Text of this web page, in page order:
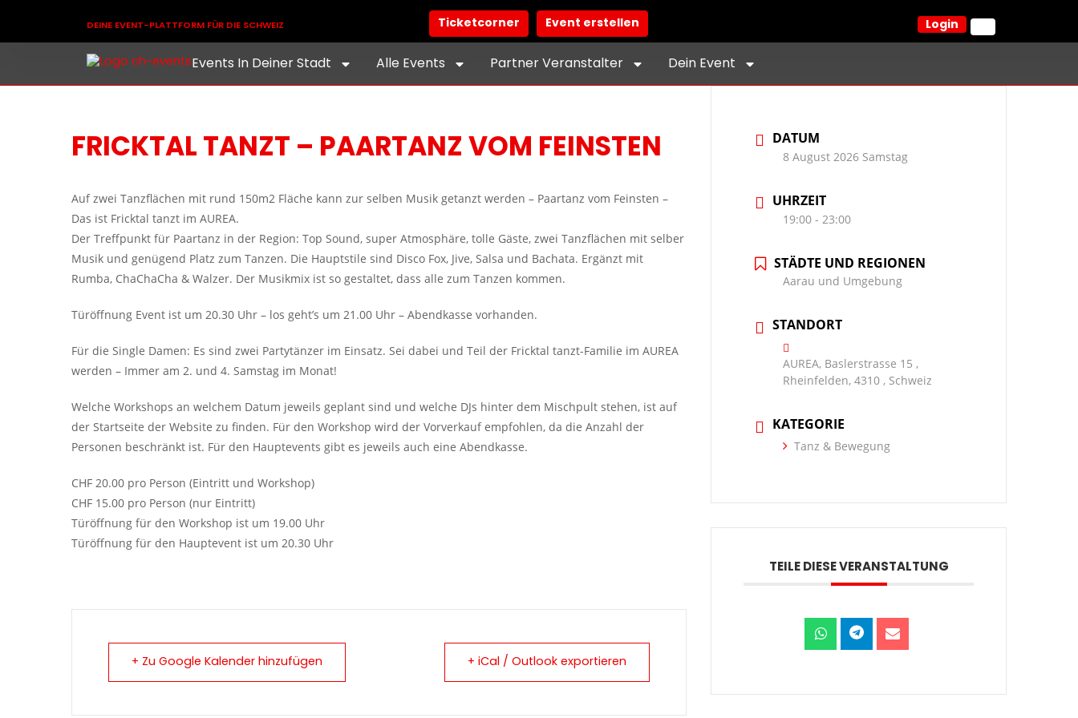
DEINE EVENT-PLATTFORM FÜR DIE SCHWEIZ Ticketcorner Event erstellen Login
Events In Deiner Stadt Alle Events Partner Veranstalter Dein Event
FRICKTAL TANZT – PAARTANZ VOM FEINSTEN
Auf zwei Tanzflächen mit rund 150m2 Fläche kann zur selben Musik getanzt werden – Paartanz vom Feinsten –
Das ist Fricktal tanzt im AUREA.
Der Treffpunkt für Paartanz in der Region: Top Sound, super Atmosphäre, tolle Gäste, zwei Tanzflächen mit selber
Musik und genügend Platz zum Tanzen. Die Hauptstile sind Disco Fox, Jive, Salsa und Bachata. Ergänzt mit
Rumba, ChaChaCha & Walzer. Der Musikmix ist so gestaltet, dass alle zum Tanzen kommen.
Türöffnung Event ist um 20.30 Uhr – los geht’s um 21.00 Uhr – Abendkasse vorhanden.
Für die Single Damen: Es sind zwei Partytänzer im Einsatz. Sei dabei und Teil der Fricktal tanzt-Familie im AUREA
werden – Immer am 2. und 4. Samstag im Monat!
Welche Workshops an welchem Datum jeweils geplant sind und welche DJs hinter dem Mischpult stehen, ist auf
der Startseite der Website zu finden. Für den Workshop wird der Vorverkauf empfohlen, da die Anzahl der
Personen beschränkt ist. Für den Hauptevents gibt es jeweils auch eine Abendkasse.
CHF 20.00 pro Person (Eintritt und Workshop)
CHF 15.00 pro Person (nur Eintritt)
Türöffnung für den Workshop ist um 19.00 Uhr
Türöffnung für den Hauptevent ist um 20.30 Uhr
+ Zu Google Kalender hinzufügen + iCal / Outlook exportieren
DATUM
8 August 2026 Samstag
UHRZEIT
19:00 - 23:00
STÄDTE UND REGIONEN
Aarau und Umgebung
STANDORT
AUREA, Baslerstrasse 15 ,
Rheinfelden, 4310 , Schweiz
KATEGORIE
Tanz & Bewegung
TEILE DIESE VERANSTALTUNG